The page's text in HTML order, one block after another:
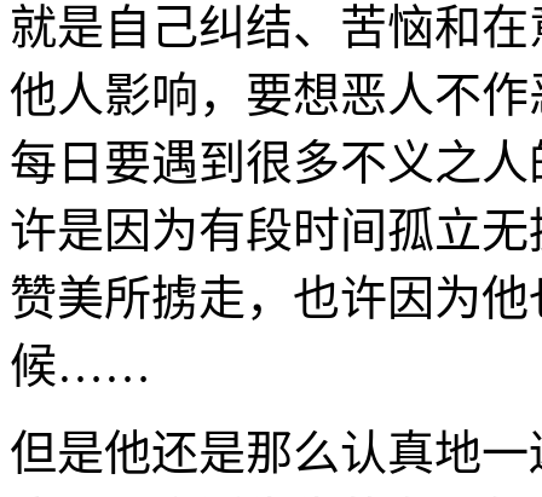
就是自己纠结、苦恼和
他人影响，要想恶人不
每日要遇到很多不义之
许是因为有段时间孤立
赞美所掳走，也许因为
候……
但是他还是那么认真地